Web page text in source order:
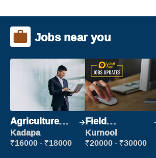
Jobs near you
Agriculture
Labour
Kadapa
₹16000 - ₹18000
Field
Marketing
Executive
Kurnool
₹20000 - ₹30000